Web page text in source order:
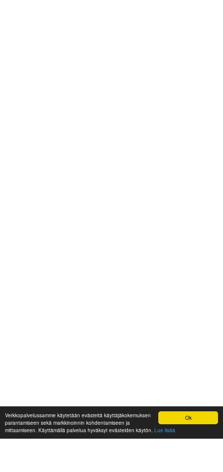
Ok
Verkkopalvelussamme käytetään evästeitä käyttäjäkokemuksen
parantamiseen sekä markkinoinnin kohdentamiseen ja
mittaamiseen. Käyttämällä palvelua hyväksyt evästeiden käytön. Lue lisää